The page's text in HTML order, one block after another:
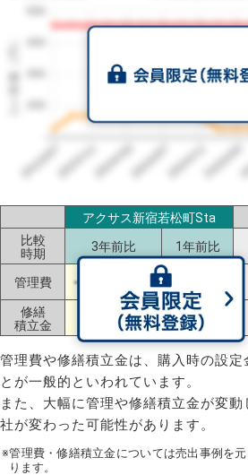
1㎡単価（円）
2023/072023/112024/032024/072024/112025/03
アクサス新宿若松町Sta
比較
時期
3年前比 1年前比
管理費 -17円（-4%）
（-1%）
修繕
積立金
+117円
（+93%）
-3円
（-1%）
管理費や修繕積立金は、購入時の設定
とが一般的といわれています。
また、大幅に管理や修繕積立金が変
社が変わった可能性があります。
※管理費・修繕積立金については売出事例を
ります。